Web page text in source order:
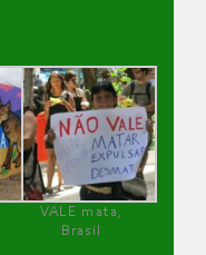
VALE mata,
Brasil